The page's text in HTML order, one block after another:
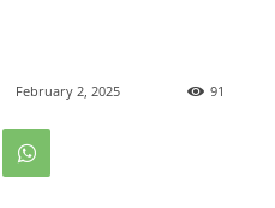
February 2, 2025 91